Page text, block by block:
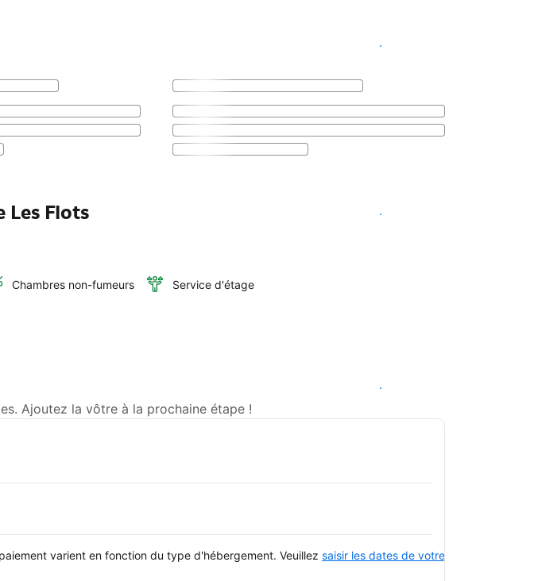
Voir les disponibilités
Les Flots Voir les disponibilités
Chambres non-fumeurs Service d'étage
Ajoutez la vôtre à la prochaine étape !
Voir les disponibilités
varient en fonction du type d'hébergement. Veuillez saisir les dates de votre séjour